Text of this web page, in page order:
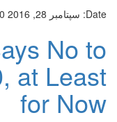
Date: سپتامبر 28, 2016 0
No to
at Least
for Now